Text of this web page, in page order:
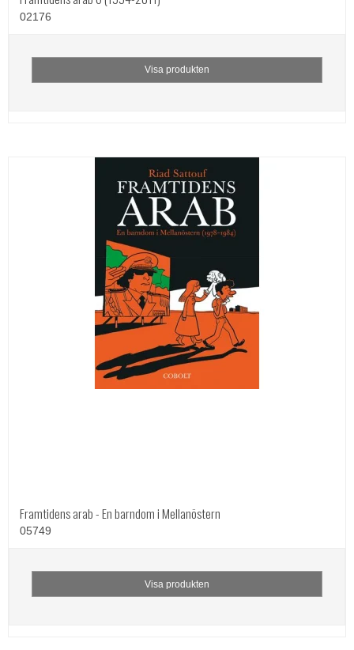
02176
Visa produkten
Framtidens arab - En barndom i Mellanöstern
05749
Visa produkten